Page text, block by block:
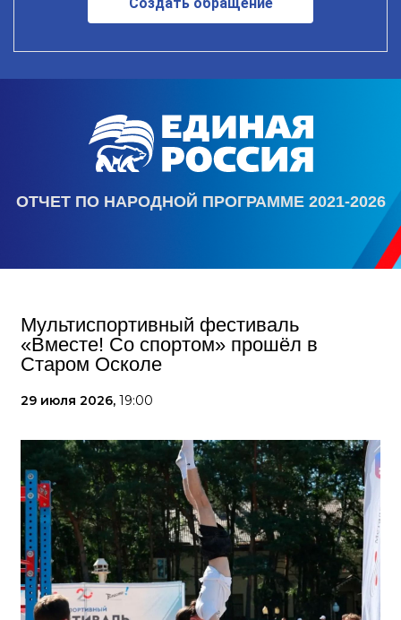
ОТЧЕТ ПО НАРОДНОЙ ПРОГРАММЕ 2021-2026
Мультиспортивный фестиваль
«Вместе! Со спортом» прошёл в
Старом Осколе
29 июля 2026, 19:00